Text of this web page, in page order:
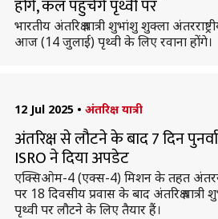
होंगे, कल पहुंचेंगे पृथ्वी पर
भारतीय अंतरिक्ष यात्री शुभांशु शुक्ला
आज (14 जुलाई) पृथ्वी के लिए रवाना होंगे।
12 Jul 2025 • अंतरिक्ष यात्री
अंतरिक्ष से लौटने के बाद 7 दिन
ISRO ने दिया अपडेट
एक्सिओम-4 (एक्स-4) मिशन के तहत
पर 18 दिवसीय प्रवास के बाद अंतरिक्ष
पृथ्वी पर लौटने के लिए तैयार हैं।